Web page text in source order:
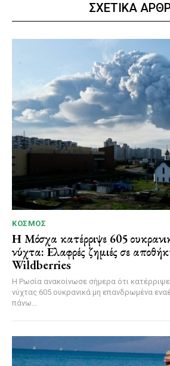
ΣΧΕΤΙΚΑ
ΚΌΣΜΟΣ
Η Μόσχα κατέρριψε 605
νύχτα: Ελαφρές ζημιές σε
Wildberries
Η Ρωσία ανακοίνωσε σήμερα ότι κατέρριψε
νύχτας 605 ουκρανικά μη επανδρωμένα
πάνω...